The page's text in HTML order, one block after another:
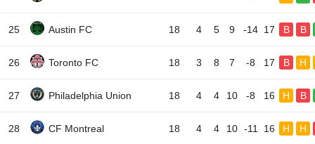
25 Austin FC 18 4 5 9 -14 17 B B
26 Toronto FC 18 3 8 7 -8 17 B H
27 Philadelphia Union 18 4 4 10 -8 16 H B
28 CF Montreal 18 4 4 10 -11 16 H H